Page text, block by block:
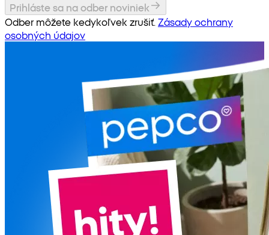
Prihláste sa na odber noviniek
Odber môžete kedykoľvek zrušiť. Zásady ochrany
osobných údajov